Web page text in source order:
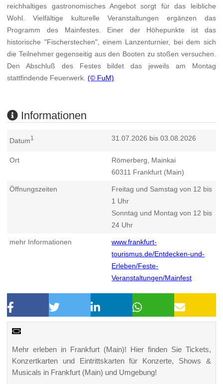
reichhaltiges gastronomisches Angebot sorgt für das leibliche
Wohl. Vielfältige kulturelle Veranstaltungen ergänzen das
Programm des Mainfestes. Einer der Höhepunkte ist das
historische "Fischerstechen", einem Lanzenturnier, bei dem sich
die Teilnehmer gegenseitig aus den Booten zu stoßen versuchen.
Den Abschluß des Festes bildet das jeweils am Montag
stattfindende Feuerwerk.(© FuM)
Informationen
Datum1 31.07.2026 bis 03.08.2026
Ort
Römerberg, Mainkai
60311 Frankfurt (Main)
Öffnungszeiten
Freitag und Samstag von 12 bis
1 Uhr
Sonntag und Montag von 12 bis
24 Uhr
mehr Informationen
www.frankfurt-
tourismus.de/Entdecken-und-
Erleben/Feste-
Veranstaltungen/Mainfest
Mehr erleben in Frankfurt (Main)! Hier finden Sie Tickets,
Konzertkarten und Eintrittskarten für Konzerte, Shows &
Musicals in Frankfurt (Main) und Umgebung!